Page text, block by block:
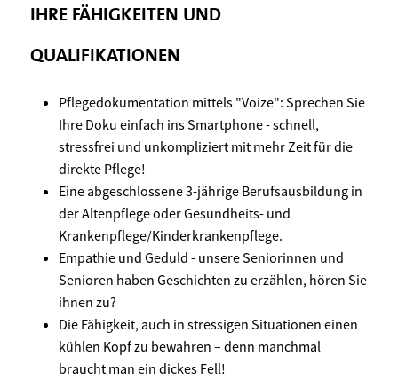
IHRE FÄHIGKEITEN UND
QUALIFIKATIONEN
Pflegedokumentation mittels "Voize": Sprechen Sie
Ihre Doku einfach ins Smartphone - schnell,
stressfrei und unkompliziert mit mehr Zeit für die
direkte Pflege!
Eine abgeschlossene 3-jährige Berufsausbildung in
der Altenpflege oder Gesundheits- und
Krankenpflege/Kinderkrankenpflege.
Empathie und Geduld - unsere Seniorinnen und
Senioren haben Geschichten zu erzählen, hören Sie
ihnen zu?
Die Fähigkeit, auch in stressigen Situationen einen
kühlen Kopf zu bewahren – denn manchmal
braucht man ein dickes Fell!